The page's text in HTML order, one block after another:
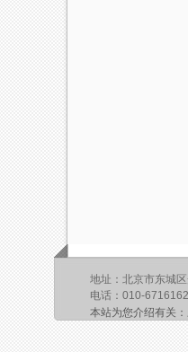
地址：北京市东城
电话：010-
本站为您介绍有关